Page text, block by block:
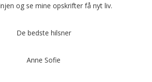
og se mine opskrifter få nyt liv.
De bedste hilsner
Anne Sofie